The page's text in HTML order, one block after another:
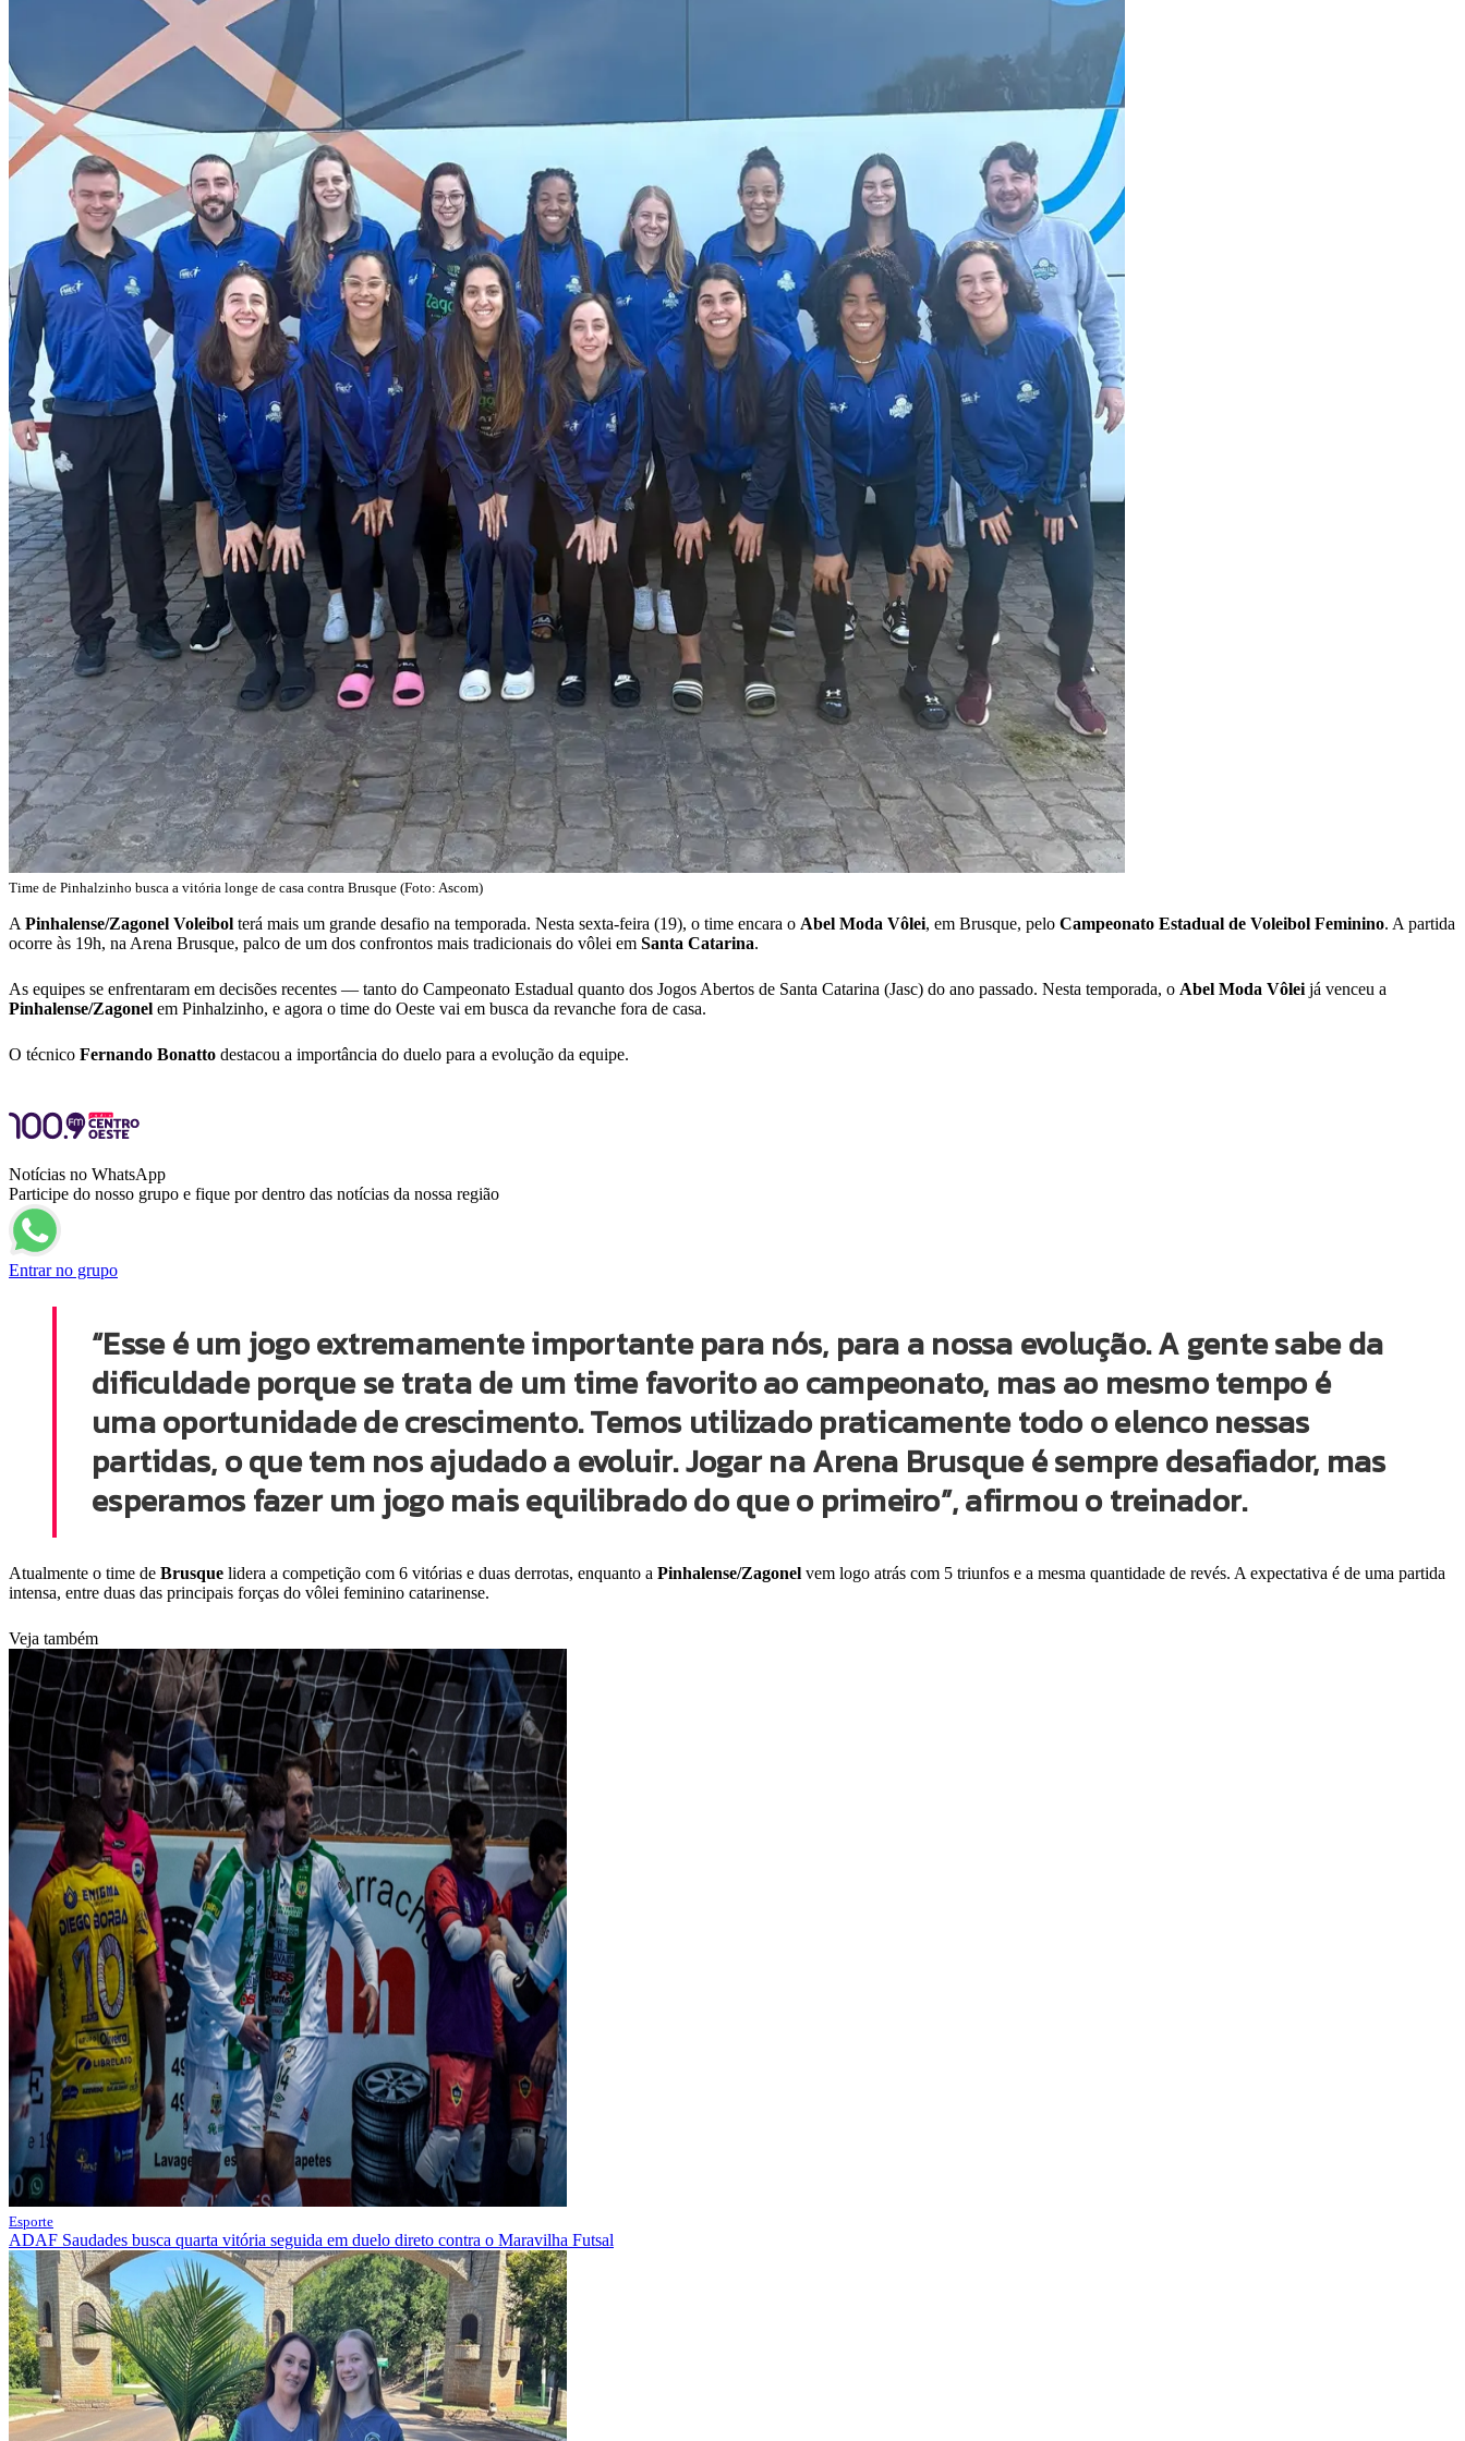
Time de Pinhalzinho busca a vitória longe de casa contra Brusque (Foto: Ascom)
A Pinhalense/Zagonel Voleibol terá mais um grande desafio na temporada. Nesta sexta-feira (19), o time encara o Abel Moda Vôlei, em Brusque, pelo Campeonato Estadual de Voleibol Feminino. A partida
ocorre às 19h, na Arena Brusque, palco de um dos confrontos mais tradicionais do vôlei em Santa Catarina.
As equipes se enfrentaram em decisões recentes — tanto do Campeonato Estadual quanto dos Jogos Abertos de Santa Catarina (Jasc) do ano passado. Nesta temporada, o Abel Moda Vôlei já venceu a
Pinhalense/Zagonel em Pinhalzinho, e agora o time do Oeste vai em busca da revanche fora de casa.
O técnico Fernando Bonatto destacou a importância do duelo para a evolução da equipe.
Notícias no WhatsApp
Participe do nosso grupo e fique por dentro das notícias da nossa região
Entrar no grupo
“Esse é um jogo extremamente importante para nós, para a nossa evolução. A gente sabe da
dificuldade porque se trata de um time favorito ao campeonato, mas ao mesmo tempo é
uma oportunidade de crescimento. Temos utilizado praticamente todo o elenco nessas
partidas, o que tem nos ajudado a evoluir. Jogar na Arena Brusque é sempre desafiador, mas
esperamos fazer um jogo mais equilibrado do que o primeiro”, afirmou o treinador.
Atualmente o time de Brusque lidera a competição com 6 vitórias e duas derrotas, enquanto a Pinhalense/Zagonel vem logo atrás com 5 triunfos e a mesma quantidade de revés. A expectativa é de uma partida
intensa, entre duas das principais forças do vôlei feminino catarinense.
Veja também
Esporte
ADAF Saudades busca quarta vitória seguida em duelo direto contra o Maravilha Futsal